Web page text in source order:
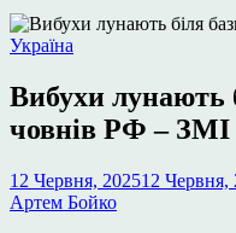
Опублікувати
Україна
Вибухи лунають
човнів РФ – ЗМІ
12 Червня, 202512 Червня,
Артем Бойко